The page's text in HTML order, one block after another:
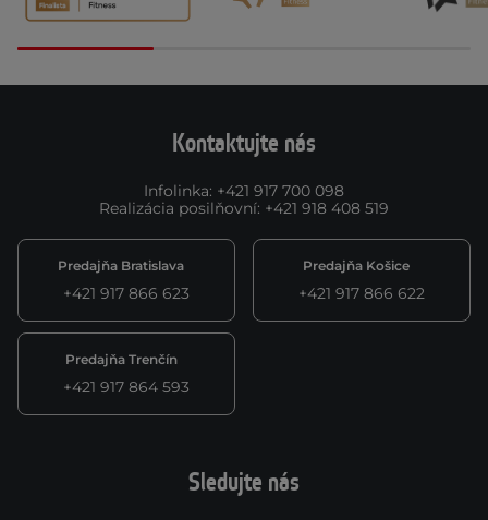
Kontaktujte nás
Infolinka: +421 917 700 098
Realizácia posilňovní: +421 918 408 519
Predajňa Bratislava
+421 917 866 623
Predajňa Košice
+421 917 866 622
Predajňa Trenčín
+421 917 864 593
Sledujte nás